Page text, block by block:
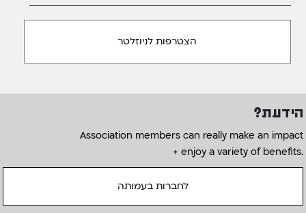
הידעת?
Association members can really make an impact
+ enjoy a variety of benefits.
לחברות בעמותה